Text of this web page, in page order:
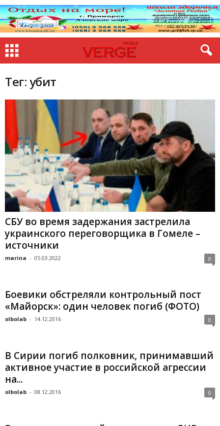
Тег: убит
СБУ во время задержания застрелила
украинского переговорщика в Гомеле –
источники
marina - 05.03.2022 0
Боевики обстреляли контрольный пост
«Майорск»: один человек погиб (ФОТО)
olbolab - 14.12.2016 0
В Сирии погиб полковник, принимавший
активное участие в российской агрессии
на...
olbolab - 08.12.2016 0